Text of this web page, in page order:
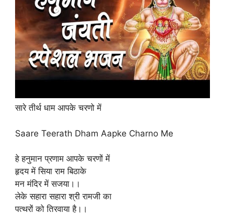
सारे तीर्थ धाम आपके चरणो में
Saare Teerath Dham Aapke Charno Me
हे हनुमान प्रणाम आपके चरणों में
हृदय में सिया राम बिठाके
मन मंदिर में सजया।।
लेके सहारा सहारा श्री रामजी का
पत्थरों को तिरवाया है।।